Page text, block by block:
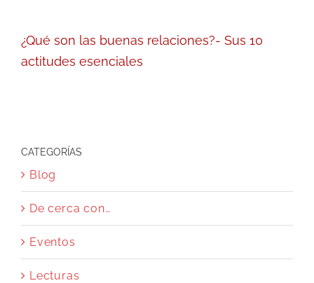
¿Qué son las buenas relaciones?- Sus 10
actitudes esenciales
CATEGORÍAS
Blog
De cerca con…
Eventos
Lecturas